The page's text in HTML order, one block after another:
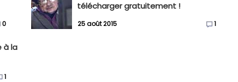
0
télécharger gratuitement !
25 août 2015 1
à la
1